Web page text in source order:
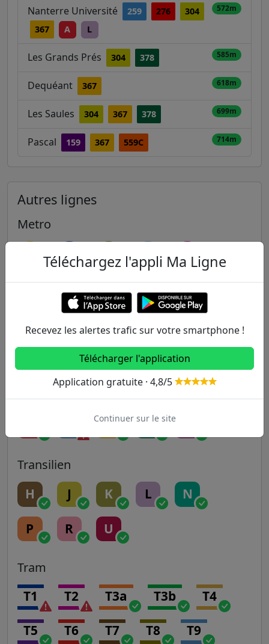
Nanterre Université 259 276
304
367
A L
572m
Les Grands Prés 304 378 585m
Dequéant 367 618m
Les Saules 304 367 378 699m
Pascal 159 367 559C 714m
Autres lignes
Metro
2
5 6 7 7B 8
9 10
RER
C D
Transilien
H J K L N
P R U
Tram
T1 T2 T3a T3b T4
T5 T6 T7 T8 T9
Téléchargez l'appli Ma Ligne
Recevez les alertes trafic sur votre smartphone !
Télécharger l'application
Application gratuite · 4,8/5
Continuer sur le site